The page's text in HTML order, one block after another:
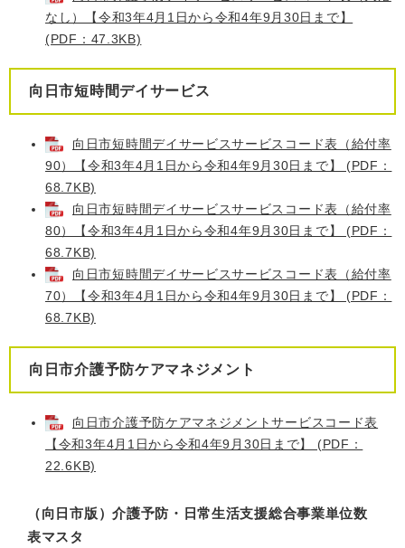
なし）【令和3年4月1日から令和4年9月30日まで】
(PDF：47.3KB)
向日市短時間デイサービス
向日市短時間デイサービスサービスコード表（給付率
90）【令和3年4月1日から令和4年9月30日まで】 (PDF：
68.7KB)
向日市短時間デイサービスサービスコード表（給付率
80）【令和3年4月1日から令和4年9月30日まで】 (PDF：
68.7KB)
向日市短時間デイサービスサービスコード表（給付率
70）【令和3年4月1日から令和4年9月30日まで】 (PDF：
68.7KB)
向日市介護予防ケアマネジメント
向日市介護予防ケアマネジメントサービスコード表
【令和3年4月1日から令和4年9月30日まで】 (PDF：
22.6KB)
（向日市版）介護予防・日常生活支援総合事業単位数
表マスタ